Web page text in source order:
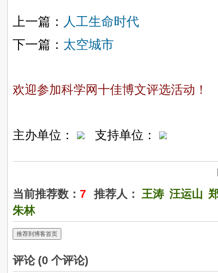
上一篇： 人工生命时代
下一篇： 太空城市
欢迎参加科学网十佳博文评选活动！
主办单位： 支持单位：
当前推荐数： 7 推荐人： 王涛 汪运山
朱林
推荐到博客首页
评论 (0 个评论)